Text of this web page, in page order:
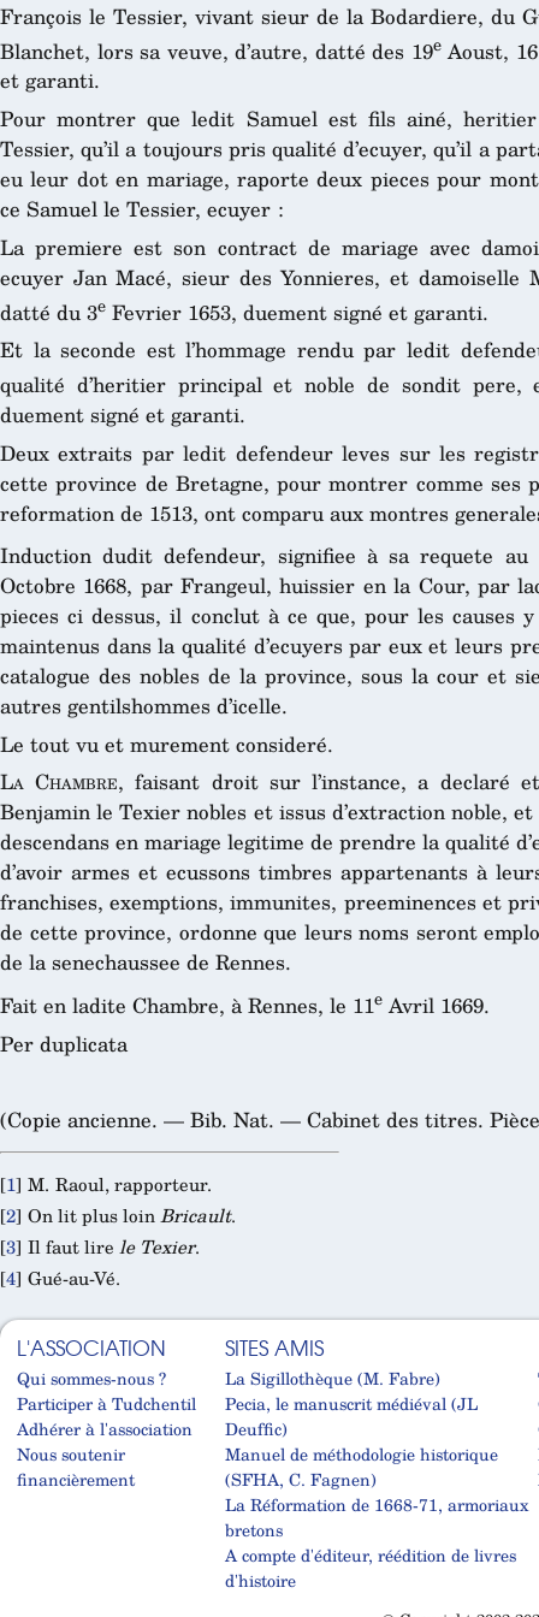
François le Tessier, vivant sieur de la Bodardiere, du
Blanchet, lors sa veuve, d’autre, datté des 19eAoust,
et garanti.
Pour montrer que ledit Samuel est fils ainé,
Tessier, qu’il a toujours pris qualité d’ecuyer, qu’il a
eu leur dot en mariage, raporte deux pieces pour
ce Samuel le Tessier, ecuyer :
La premiere est son contract de mariage avec
ecuyer Jan Macé, sieur des Yonnieres, et
datté du 3e Fevrier 1653, duement signé et garanti.
Et la seconde est l’hommage rendu par ledit
qualité d’heritier principal et noble de sondit pere,
duement signé et garanti.
Deux extraits par ledit defendeur leves sur les
cette province de Bretagne, pour montrer comme ses
reformation de 1513, ont comparu aux montres
Induction dudit defendeur, signifiee à sa requete
Octobre 1668, par Frangeul, huissier en la Cour, par
pieces ci dessus, il conclut à ce que, pour les causes
maintenus dans la qualité d’ecuyers par eux et leurs
catalogue des nobles de la province, sous la cour et
autres gentilshommes d’icelle.
Le tout vu et murement consideré.
La Chambre, faisant droit sur l’instance, a declaré
Benjamin le Texier nobles et issus d’extraction noble,
descendans en mariage legitime de prendre la qualité
d’avoir armes et ecussons timbres appartenants à
franchises, exemptions, immunites, preeminences et
de cette province, ordonne que leurs noms seront
de la senechaussee de Rennes.
Fait en ladite Chambre, à Rennes, le 11eAvril 1669.
Per duplicata
(Copie ancienne. — Bib. Nat. — Cabinet des titres.
[1] M. Raoul, rapporteur.
[2] On lit plus loinBricault.
[3] Il faut lire le Texier.
[4] Gué-au-Vé.
L'ASSOCIATION
Qui sommes-nous ?
Participer à Tudchentil
Adhérer à l'association
Nous soutenir
financièrement
SITES AMIS
La Sigillothèque (M. Fabre)
Pecia, le manuscrit médiéval (JL
Deuffic)
Manuel de méthodologie historique
(SFHA, C. Fagnen)
La Réformation de 1668-71, armoriaux
bretons
A compte d'éditeur, réédition de livres
d'histoire